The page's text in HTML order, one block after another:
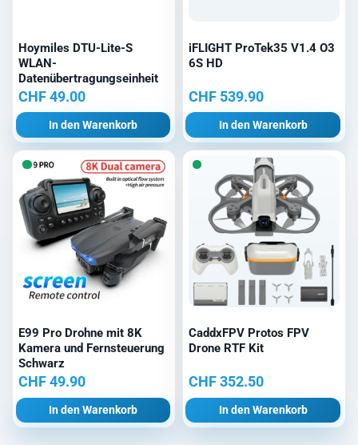
Hoymiles DTU-Lite-S
WLAN-
Datenübertragungseinheit
CHF49.00
In den Warenkorb
iFLIGHT ProTek35 V1.4 O3
6S HD
CHF539.90
In den Warenkorb
E99 Pro Drohne mit 8K
Kamera und Fernsteuerung
Schwarz
CHF49.90
In den Warenkorb
CaddxFPV Protos FPV
Drone RTF Kit
CHF352.50
In den Warenkorb